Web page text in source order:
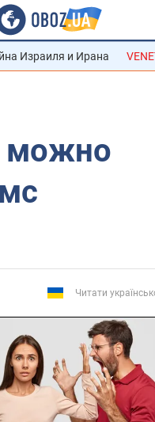
Израиля и Ирана
можно
Читати